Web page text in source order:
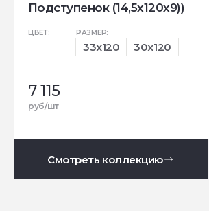
Подступенок (14,5x120x9))
ЦВЕТ: РАЗМЕР:
33x120 30x120
7 115
руб/шт
Смотреть коллекцию